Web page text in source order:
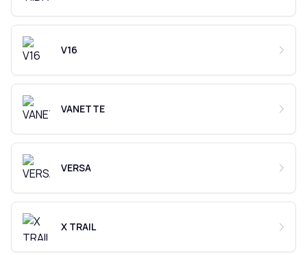
V16
VANETTE
VERSA
X TRAIL